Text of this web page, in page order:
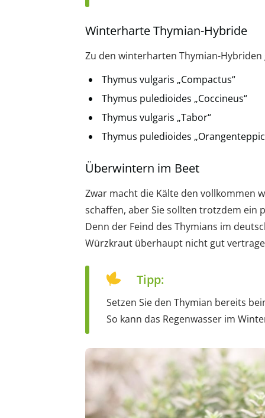
Winterharte Thymian-Hybride
Zu den winterharten Thymian-Hybriden
Thymus vulgaris „Compactus“
Thymus puledioides „Coccineus“
Thymus vulgaris „Tabor“
Thymus puledioides
Überwintern im Beet
Zwar macht die Kälte den vollkommen
schaffen, aber Sie sollten trotzdem ein
Denn der Feind des Thymians im
Würzkraut überhaupt nicht gut
Tipp:
Setzen Sie den Thymian bereits
So kann das Regenwasser im